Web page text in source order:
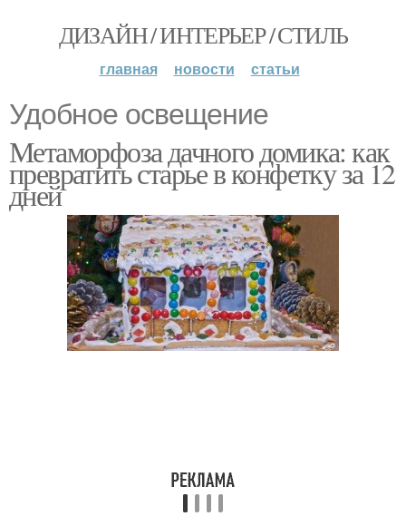
ДИЗАЙН / ИНТЕРЬЕР / СТИЛЬ
главная новости статьи
Удобное освещение
Метаморфоза дачного домика: как
превратить старье в конфетку за 12
дней